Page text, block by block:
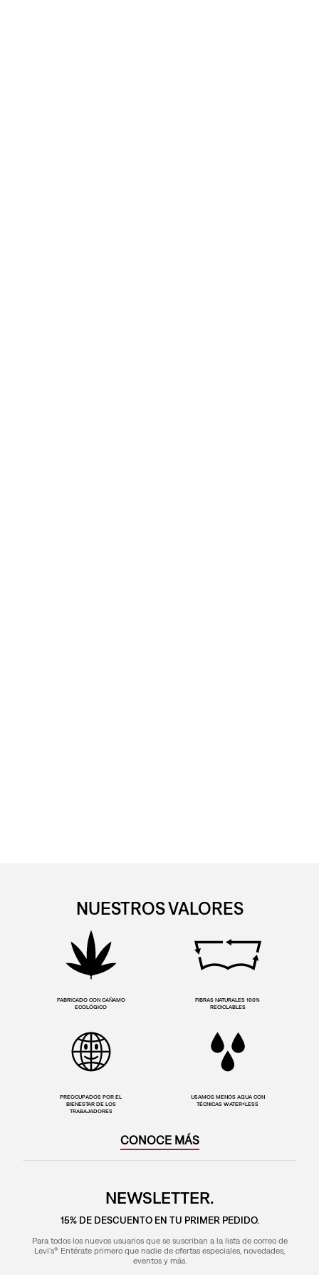
NUESTROS VALORES
FABRICADO CON CAÑAMO
ECOLÓGICO
FIBRAS NATURALES 100%
RECICLABLES
PREOCUPADOS POR EL
BIENESTAR DE LOS
TRABAJADORES
USAMOS MENOS AGUA CON
TÉCNICAS WATER<LESS
CONOCE MÁS
NEWSLETTER.
15% DE DESCUENTO EN TU PRIMER PEDIDO.
Para todos los nuevos usuarios que se suscriban a la lista de correo de
Levi's® Entérate primero que nadie de ofertas especiales, novedades,
eventos y más.